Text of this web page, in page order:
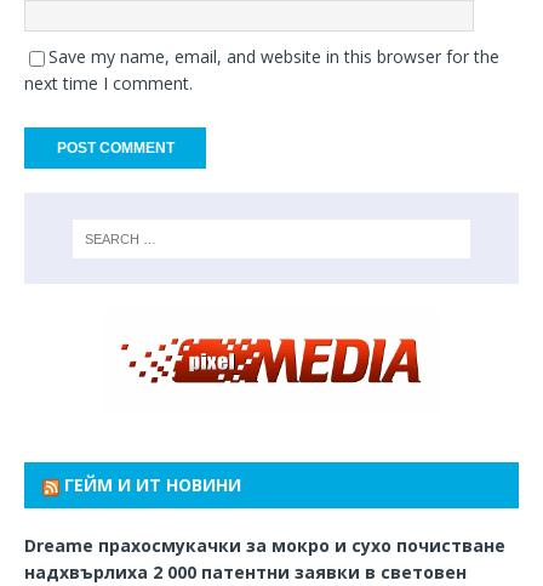
Save my name, email, and website in this browser for the
next time I comment.
ГЕЙМ И ИТ НОВИНИ
Dreame прахосмукачки за мокро и сухо почистване
надхвърлиха 2 000 патентни заявки в световен